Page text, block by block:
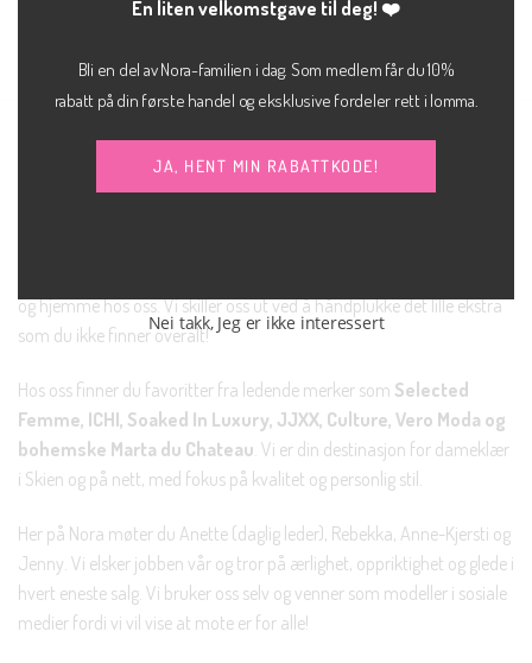
og hjemme hos oss. Vi skiller oss ut ved å håndplukke det lille ekstra
som du ikke finner overalt!
Hos oss finner du favoritter fra ledende merker som Selected
Femme, ICHI, Soaked In Luxury, JJXX, Culture, Vero Moda og
bohemske Marta du Chateau . Vi er din destinasjon for dameklær
i Skien og på nett, med fokus på kvalitet og personlig stil.
Her på Nora møter du Anette (daglig leder), Rebekka, Anne-Kjersti og
Jenny. Vi elsker jobben vår og tror på ærlighet, oppriktighet og glede i
hvert eneste salg. Vi bruker oss selv og venner som modeller i sosiale
medier fordi vi vil vise at mote er for alle!
En liten velkomstgave til deg! ❤️
Bli en del av Nora-familien i dag. Som medlem får du 10%
rabatt på din første handel og eksklusive fordeler rett i lomma.
JA, HENT MIN RABATTKODE!
Nei takk, Jeg er ikke interessert